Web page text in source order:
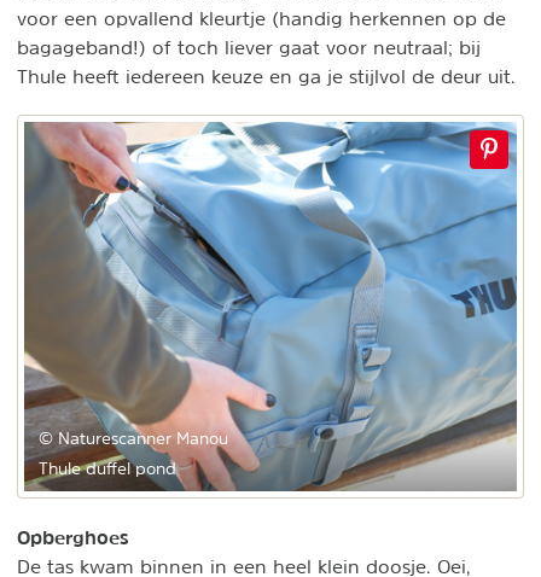
voor een opvallend kleurtje (handig herkennen op de
bagageband!) of toch liever gaat voor neutraal; bij
Thule heeft iedereen keuze en ga je stijlvol de deur uit.
© Naturescanner Manou
Thule duffel pond
Opberghoes
De tas kwam binnen in een heel klein doosje. Oei,